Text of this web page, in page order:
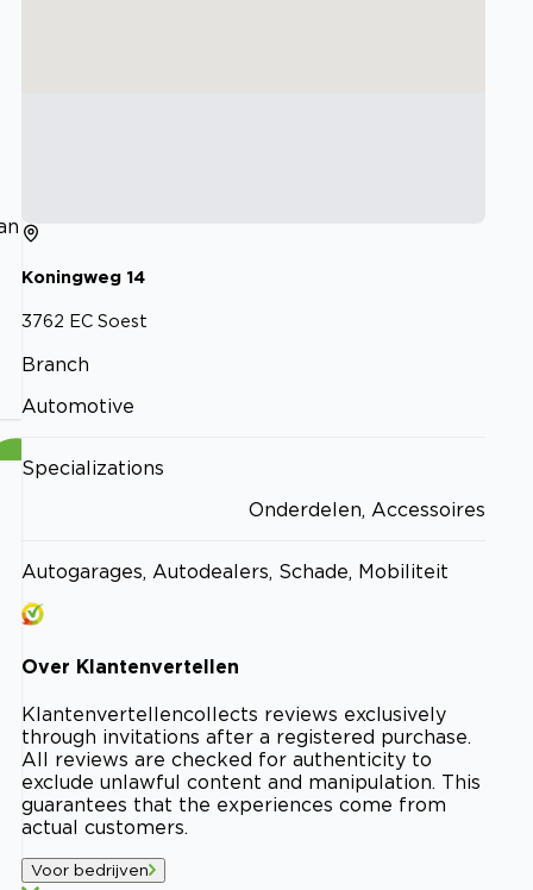
Koningweg 14
3762 EC Soest
Branch
Automotive
Specializations
Onderdelen, Accessoires
Autogarages, Autodealers, Schade, Mobiliteit
Over Klantenvertellen
Klantenvertellencollects reviews exclusively
through invitations after a registered purchase.
All reviews are checked for authenticity to
exclude unlawful content and manipulation. This
guarantees that the experiences come from
actual customers.
Voor bedrijven